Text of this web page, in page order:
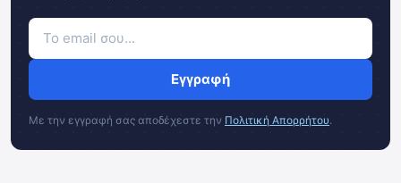
Εγγραφή
Με την εγγραφή σας αποδέχεστε την Πολιτική Απορρήτου.